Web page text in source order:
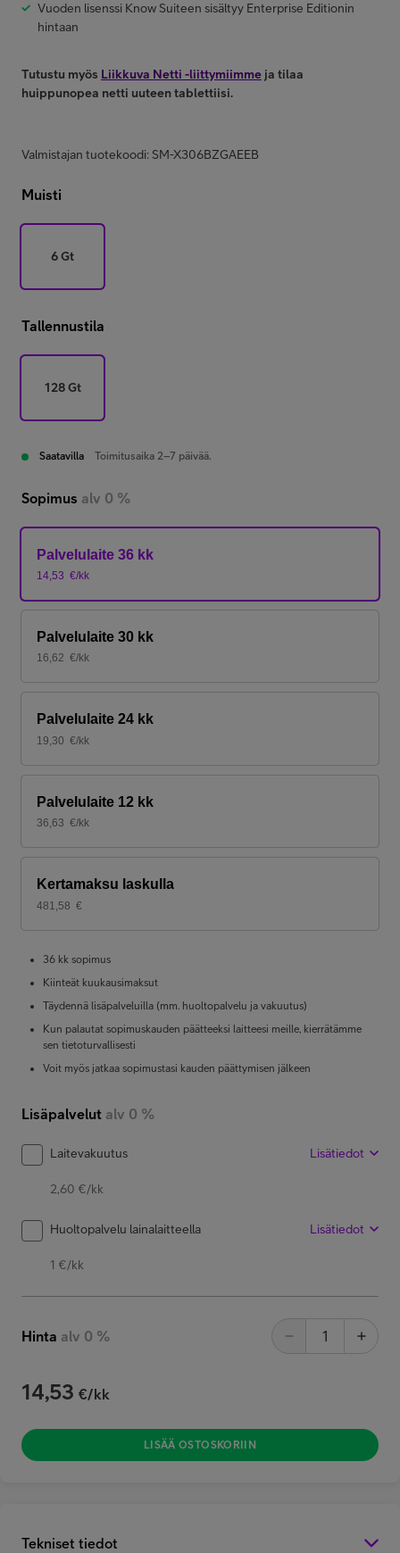
Vuoden lisenssi Know Suiteen sisältyy Enterprise Editionin
hintaan
Tutustu myös Liikkuva Netti -liittymiimme ja tilaa
huippunopea netti uuteen tablettiisi.
Valmistajan tuotekoodi: SM-X306BZGAEEB
Muisti
6 Gt
Tallennustila
128 Gt
Saatavilla Toimitusaika 2–7 päivää.
Sopimus alv 0 %
Palvelulaite 36 kk
14,53 €/kk
Palvelulaite 30 kk
16,62 €/kk
Palvelulaite 24 kk
19,30 €/kk
Palvelulaite 12 kk
36,63 €/kk
Kertamaksu laskulla
481,58 €
36 kk sopimus
Kiinteät kuukausimaksut
Täydennä lisäpalveluilla (mm. huoltopalvelu ja vakuutus)
Kun palautat sopimuskauden päätteeksi laitteesi meille, kierrätämme
sen tietoturvallisesti
Voit myös jatkaa sopimustasi kauden päättymisen jälkeen
Lisäpalvelut alv 0 %
Laitevakuutus Lisätiedot
2,60 €/kk
Huoltopalvelu lainalaitteella Lisätiedot
1 €/kk
Hinta alv 0 %
14,53 €/kk
LISÄÄ OSTOSKORIIN
Tekniset tiedot